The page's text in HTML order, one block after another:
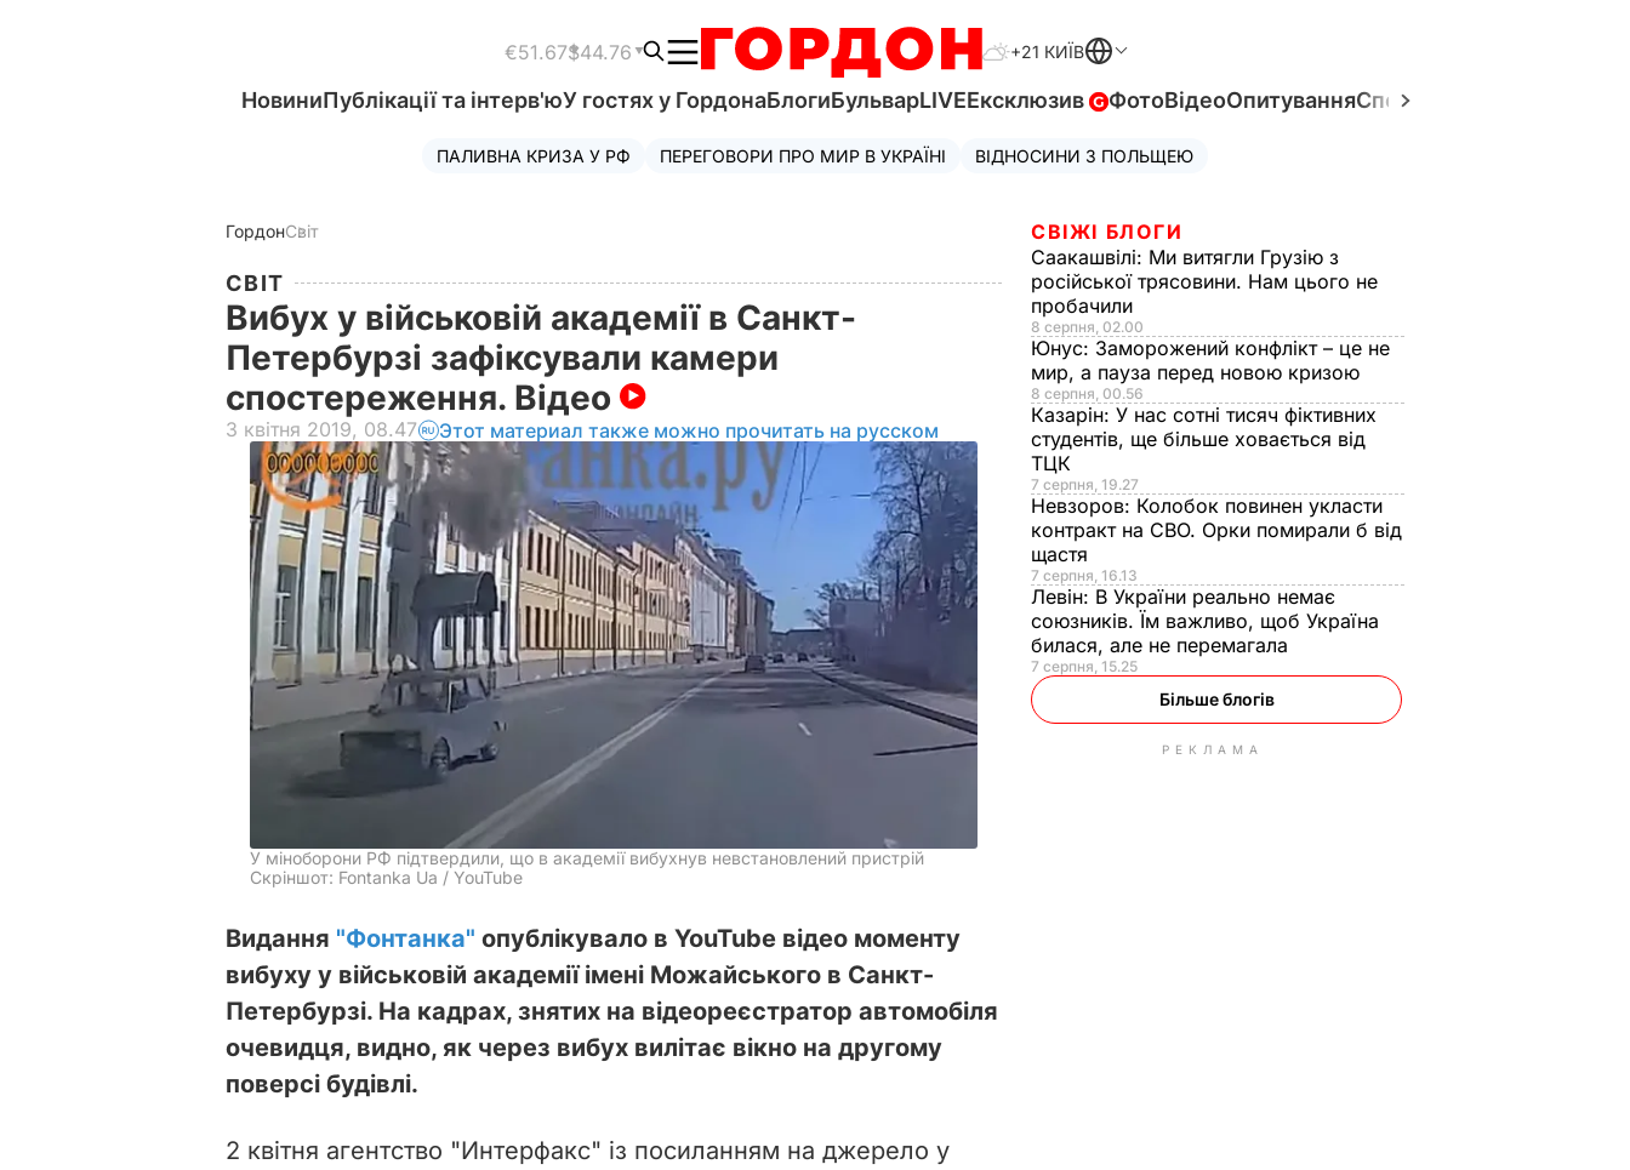
€51.67$44.76 +21 КИЇВ
НовиниПублікації та інтерв'юУ гостях у ГордонаБлогиБульварLIVEЕксклюзив ФотоВідеоОпитуванняСпецпроєкти
ПАЛИВНА КРИЗА У РФ ПЕРЕГОВОРИ ПРО МИР В УКРАЇНІ ВІДНОСИНИ З ПОЛЬЩЕЮ
ГордонСвіт
СВІТ
Вибух у військовій академії в Санкт-
Петербурзі зафіксували камери
спостереження. Відео
3 квітня 2019, 08.47 Этот материал также можно прочитать на русском
У міноборони РФ підтвердили, що в академії вибухнув невстановлений пристрій
Скріншот: Fontanka Ua / YouTube
Видання "Фонтанка" опублікувало в YouTube відео моменту
вибуху у військовій академії імені Можайського в Санкт-
Петербурзі. На кадрах, знятих на відеореєстратор автомобіля
очевидця, видно, як через вибух вилітає вікно на другому
поверсі будівлі.
2 квітня агентство "Интерфакс" із посиланням на джерело у
СВІЖІ БЛОГИ
Саакашвілі: Ми витягли Грузію з
російської трясовини. Нам цього не
пробачили
8 серпня, 02.00
Юнус: Заморожений конфлікт – це не
мир, а пауза перед новою кризою
8 серпня, 00.56
Казарін: У нас сотні тисяч фіктивних
студентів, ще більше ховається від
ТЦК
7 серпня, 19.27
Невзоров: Колобок повинен укласти
контракт на СВО. Орки помирали б від
щастя
7 серпня, 16.13
Левін: В України реально немає
союзників. Їм важливо, щоб Україна
билася, але не перемагала
7 серпня, 15.25
Більше блогів
РЕКЛАМА